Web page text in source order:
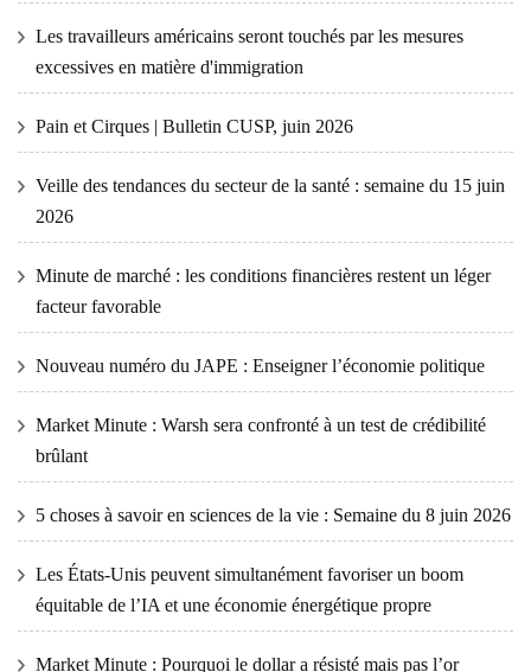
Les travailleurs américains seront touchés par les mesures
excessives en matière d'immigration
Pain et Cirques | Bulletin CUSP, juin 2026
Veille des tendances du secteur de la santé : semaine du 15 juin
2026
Minute de marché : les conditions financières restent un léger
facteur favorable
Nouveau numéro du JAPE : Enseigner l’économie politique
Market Minute : Warsh sera confronté à un test de crédibilité
brûlant
5 choses à savoir en sciences de la vie : Semaine du 8 juin 2026
Les États-Unis peuvent simultanément favoriser un boom
équitable de l’IA et une économie énergétique propre
Market Minute : Pourquoi le dollar a résisté mais pas l’or